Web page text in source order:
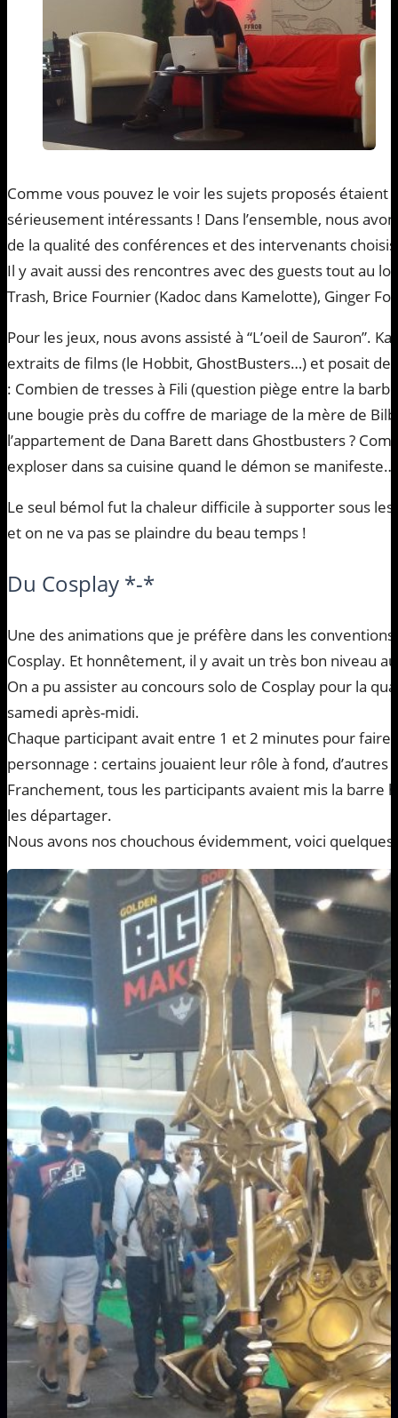
Comme vous pouvez le voir les sujets proposés étaient
sérieusement intéressants ! Dans l’ensemble, nous
de la qualité des conférences et des intervenants
Il y avait aussi des rencontres avec des guests tout au
Trash, Brice Fournier (Kadoc dans Kamelotte), Ginger
Pour les jeux, nous avons assisté à “L’oeil de Sauron”.
extraits de films (le Hobbit, GhostBusters…) et posait
: Combien de tresses à Fili (question piège entre la
une bougie près du coffre de mariage de la mère de
l’appartement de Dana Barett dans Ghostbusters ?
exploser dans sa cuisine quand le démon se
Le seul bémol fut la chaleur difficile à supporter sous
et on ne va pas se plaindre du beau temps !
Du Cosplay *-*
Une des animations que je préfère dans les conventions
Cosplay. Et honnêtement, il y avait un très bon niveau au
On a pu assister au concours solo de Cosplay pour la
samedi après-midi.
Chaque participant avait entre 1 et 2 minutes pour
personnage : certains jouaient leur rôle à fond, d’autres
Franchement, tous les participants avaient mis la barre
les départager.
Nous avons nos chouchous évidemment, voici